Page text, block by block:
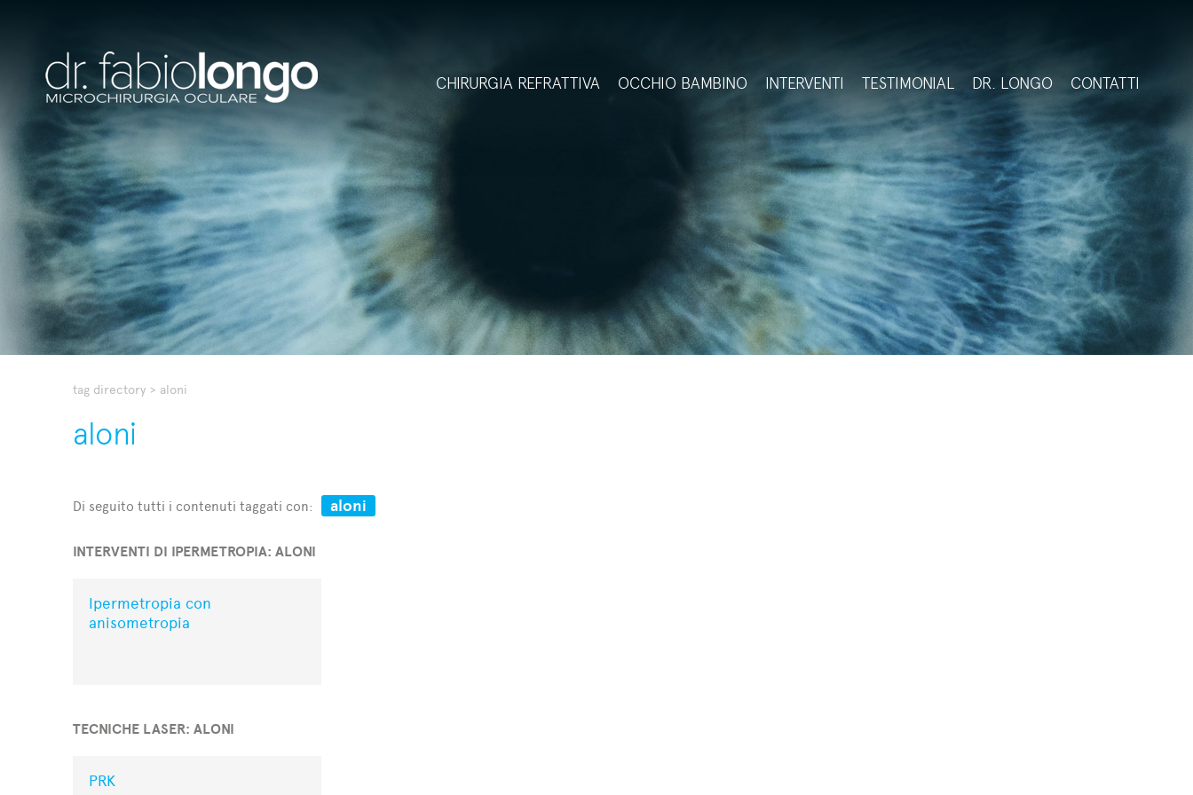
CHIRURGIA REFRATTIVA OCCHIO BAMBINO INTERVENTI TESTIMONIAL DR. LONGO CONTATTI
tag directory > aloni
aloni
Di seguito tutti i contenuti taggati con: aloni
INTERVENTI DI IPERMETROPIA: ALONI
Ipermetropia con
anisometropia
TECNICHE LASER: ALONI
PRK